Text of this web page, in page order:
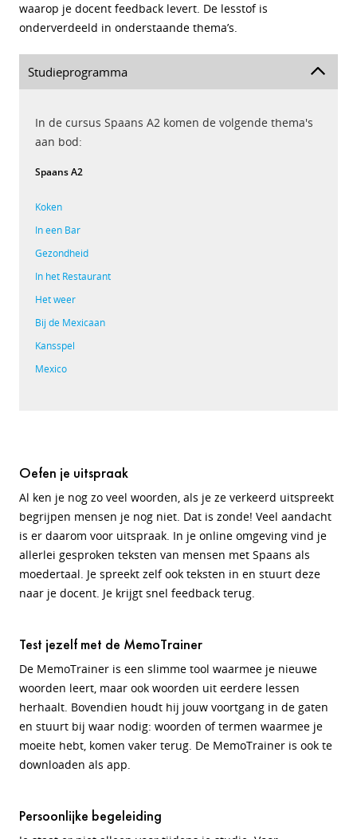
waarop je docent feedback levert. De lesstof is
onderverdeeld in onderstaande thema’s.
Studieprogramma
In de cursus Spaans A2 komen de volgende thema's
aan bod:
Spaans A2
Koken
In een Bar
Gezondheid
In het Restaurant
Het weer
Bij de Mexicaan
Kansspel
Mexico
Oefen je uitspraak
Al ken je nog zo veel woorden, als je ze verkeerd uitspreekt
begrijpen mensen je nog niet. Dat is zonde! Veel aandacht
is er daarom voor uitspraak. In je online omgeving vind je
allerlei gesproken teksten van mensen met Spaans als
moedertaal. Je spreekt zelf ook teksten in en stuurt deze
naar je docent. Je krijgt snel feedback terug.
Test jezelf met de MemoTrainer
De MemoTrainer is een slimme tool waarmee je nieuwe
woorden leert, maar ook woorden uit eerdere lessen
herhaalt. Bovendien houdt hij jouw voortgang in de gaten
en stuurt bij waar nodig: woorden of termen waarmee je
moeite hebt, komen vaker terug. De MemoTrainer is ook te
downloaden als app.
Persoonlijke begeleiding